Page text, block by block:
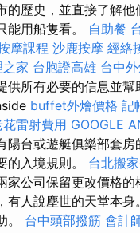
的歷史，並直接了解他
能用船隻看。
自助餐
摩課程 沙鹿按摩 經絡
家 台胞證高雄 台中
供所有必要的信息並
buffet外燴價格 記
雷射費用 GOOGLE
陽台或遊艇俱樂部套房
的入境規則。 台北搬
家公司保留更改價格的
有人說塵世的天堂本
。 台中頭部撥筋 會計